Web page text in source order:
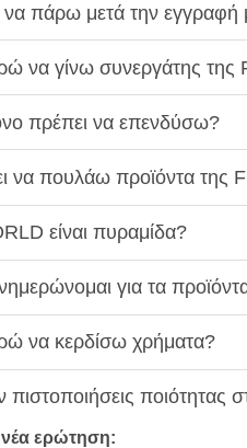
πάρω μετά την
να γίνω συνεργάτης της
πρέπει να επενδύσω?
να πουλάω προϊόντα της
είναι πυραμίδα?
για τα
να κερδίσω χρήματα?
ποιότητας
ερώτηση: